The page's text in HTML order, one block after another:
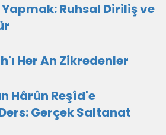
Yapmak: Ruhsal Diriliş ve
Her An Zikredenler
Hârûn Reşîd'e
Gerçek Saltanat